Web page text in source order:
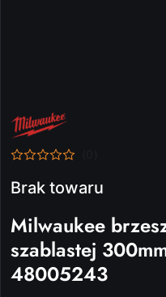
NAZWA
PRODUCENTA:
MILWAUKEE
Brak towaru
Milwaukee
szablastej
48005243